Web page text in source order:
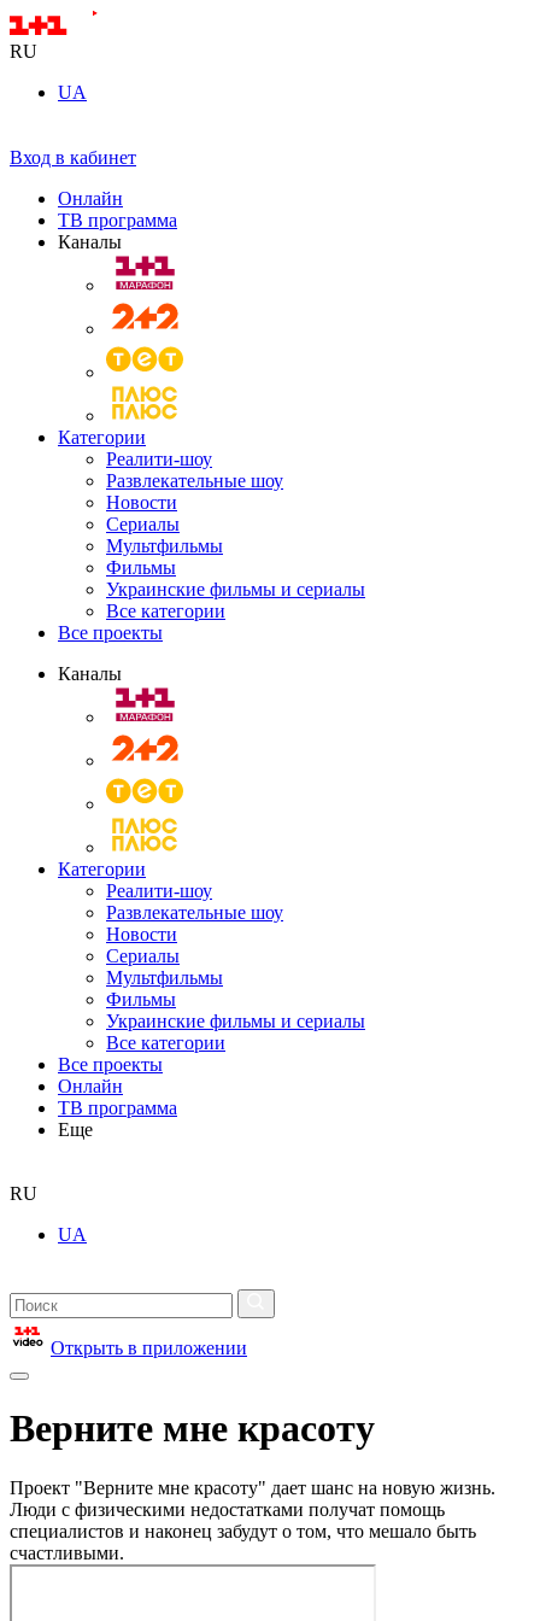
RU
UA
Вход в кабинет
Онлайн
ТВ программа
Каналы
Категории
Реалити-шоу
Развлекательные шоу
Новости
Сериалы
Мультфильмы
Фильмы
Украинские фильмы и сериалы
Все категории
Все проекты
Каналы
Категории
Реалити-шоу
Развлекательные шоу
Новости
Сериалы
Мультфильмы
Фильмы
Украинские фильмы и сериалы
Все категории
Все проекты
Онлайн
ТВ программа
Еще
RU
UA
Открыть в приложении
Верните мне красоту
Проект "Верните мне красоту" дает шанс на новую жизнь.
Люди с физическими недостатками получат помощь
специалистов и наконец забудут о том, что мешало быть
счастливыми.